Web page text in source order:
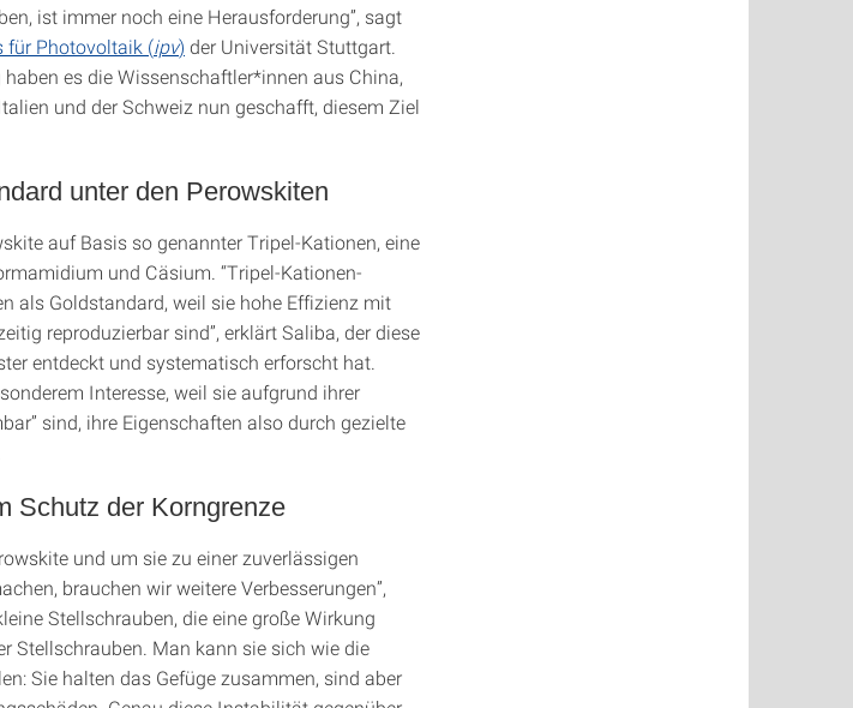
ist immer noch eine Herausforderung”, sagt
für Photovoltaik (ipv) der Universität Stuttgart.
es die Wissenschaftler*innen aus China,
und der Schweiz nun geschafft, diesem Ziel
unter den Perowskiten
auf Basis so genannter Tripel-Kationen, eine
und Cäsium. “Tripel-Kationen-
als Goldstandard, weil sie hohe Effizienz mit
reproduzierbar sind”, erklärt Saliba, der diese
entdeckt und systematisch erforscht hat.
Interesse, weil sie aufgrund ihrer
sind, ihre Eigenschaften also durch gezielte
Schutz der Korngrenze
und um sie zu einer zuverlässigen
brauchen wir weitere Verbesserungen”,
Stellschrauben, die eine große Wirkung
Stellschrauben. Man kann sie sich wie die
Sie halten das Gefüge zusammen, sind aber